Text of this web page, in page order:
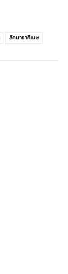
ลัคนาราศีเมษ